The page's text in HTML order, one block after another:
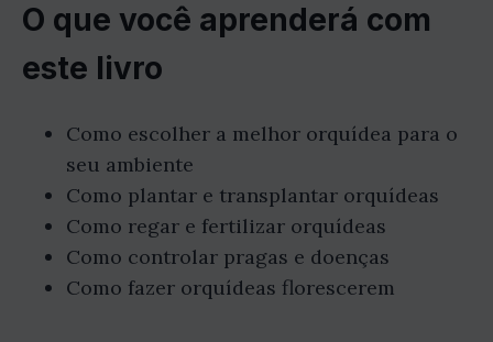
O que você aprenderá com
este livro
Como escolher a melhor orquídea para o
seu ambiente
Como plantar e transplantar orquídeas
Como regar e fertilizar orquídeas
Como controlar pragas e doenças
Como fazer orquídeas florescerem